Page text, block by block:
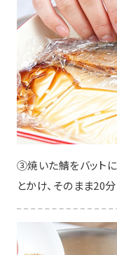
③焼いた鯖をバットに
とかけ、そのまま20